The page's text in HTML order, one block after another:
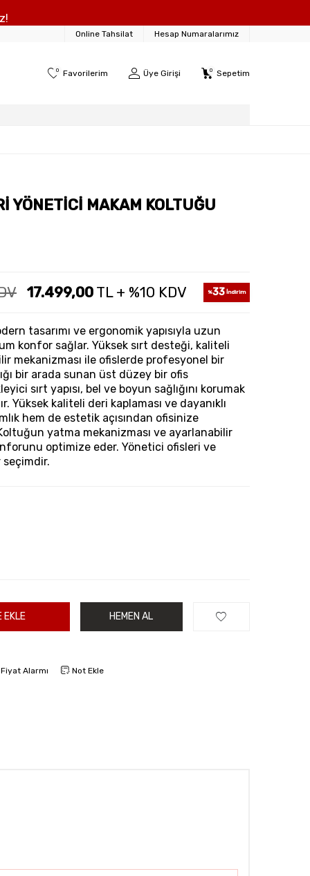
Online Tahsilat Hesap Numaralarımız
0 Favorilerim Üye Girişi 0 Sepetim
YÖNETİCİ MAKAM KOLTUĞU
17.499,00 TL + %10 KDV %33 İndirim
tasarımı ve ergonomik yapısıyla uzun
konfor sağlar. Yüksek sırt desteği, kaliteli
mekanizması ile ofislerde profesyonel bir
bir arada sunan üst düzey bir ofis
sırt yapısı, bel ve boyun sağlığını korumak
Yüksek kaliteli deri kaplaması ve dayanıklı
hem de estetik açısından ofisinize
yatma mekanizması ve ayarlanabilir
optimize eder. Yönetici ofisleri ve
seçimdir.
EKLE HEMEN AL
Alarmı Not Ekle